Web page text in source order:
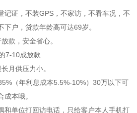
记证，不装GPS，不家访，不看车况，不
户，贷款年龄高可达69岁。
款，安全省心。
7-10成放款
月供压力小。
（年利息成本5.5%-10%）30万以下可
成本哦。
和单位打回访电话，只给客户本人手机打